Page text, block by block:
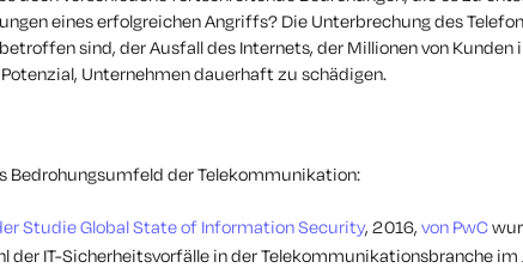
eines erfolgreichen Angriffs? Die Unterbrechung des
sind, der Ausfall des Internets, der Millionen von
Unternehmen dauerhaft zu schädigen.
Bedrohungsumfeld der Telekommunikation:
Studie Global State of Information Security, 2016, von PwC
der IT-Sicherheitsvorfälle in der Telekommunikationsbranche im